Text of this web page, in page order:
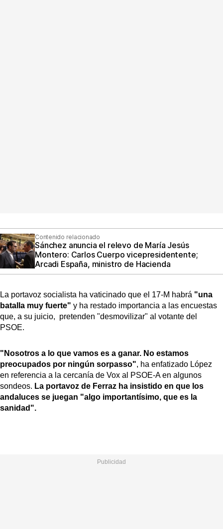
Contenido relacionado
Sánchez anuncia el relevo de María Jesús
Montero: Carlos Cuerpo vicepresidentente;
Arcadi España, ministro de Hacienda
La portavoz socialista ha vaticinado que el 17-M habrá "una
batalla muy fuerte" y ha restado importancia a las encuestas
que, a su juicio, pretenden "desmovilizar" al votante del
PSOE.
"Nosotros a lo que vamos es a ganar. No estamos
preocupados por ningún sorpasso", ha enfatizado López
en referencia a la cercanía de Vox al PSOE-A en algunos
sondeos. La portavoz de Ferraz ha insistido en que los
andaluces se juegan "algo importantísimo, que es la
sanidad".